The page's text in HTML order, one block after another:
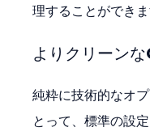
理することができま
よりクリーン
純粋に技術的なオ
とって、標準の設